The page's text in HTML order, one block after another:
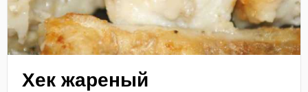
Хек жареный